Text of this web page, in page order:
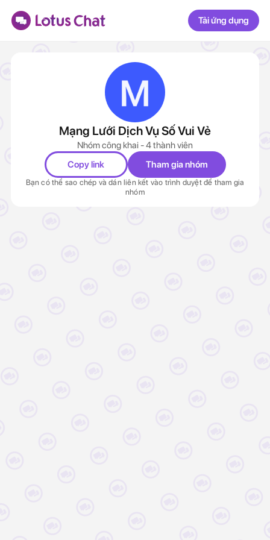
Tải ứng dụng
Mạng Lưới Dịch Vụ Số Vui Vẻ
Nhóm công khai - 4 thành viên
Copy link
Tham gia nhóm
Bạn có thể sao chép và dán liên kết vào trình duyệt để tham gia
nhóm